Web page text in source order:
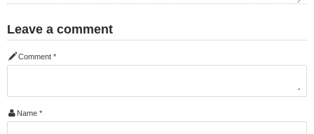
Leave a comment
Comment *
Name *